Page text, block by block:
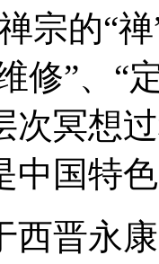
宗的“
修”、“
次冥想
中国特
西晋永